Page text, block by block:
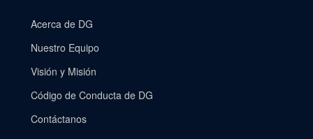
Acerca de DG
Nuestro Equipo
Visión y Misión
Código de Conducta de DG
Contáctanos